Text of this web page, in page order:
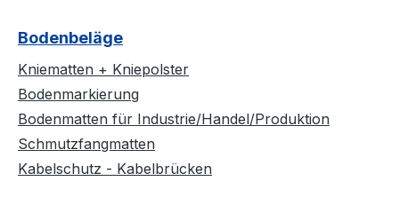
Bodenbeläge
Kniematten + Kniepolster
Bodenmarkierung
Bodenmatten für Industrie/Handel/Produktion
Schmutzfangmatten
Kabelschutz - Kabelbrücken